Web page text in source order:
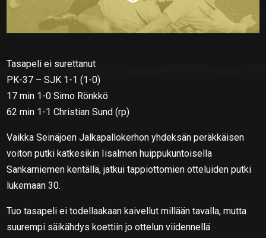
Tasapeli ei surettanut
PK-37 – SJK 1-1 (1-0)
17 min 1-0 Simo Rönkkö
62 min 1-1 Christian Sund (rp)
Vaikka Seinäjoen Jalkapallokerhon yhdeksän peräkkäisen
voiton putki katkesikin Iisalmen huippukuntoisella
Sankarniemen kentällä, jatkui tappiottomien otteluiden putki
lukemaan 30.
Tuo tasapeli ei todellaakaan kaivellut millään tavalla, mutta
suurempi säikähdys koettiin jo ottelun viidennellä